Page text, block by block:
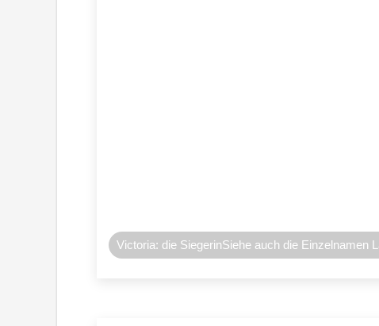
Victoria: die SiegerinSiehe auch die Einzelnamen